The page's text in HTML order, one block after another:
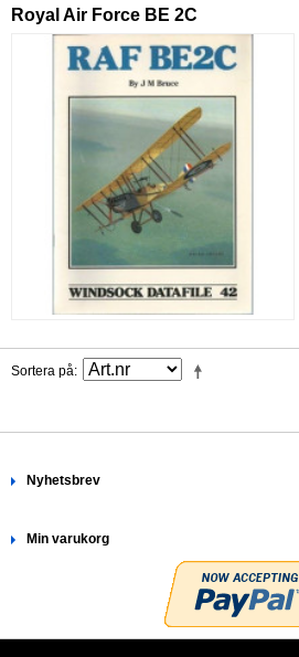
Royal Air Force BE 2C
Sortera på
Nyhetsbrev
Min varukorg